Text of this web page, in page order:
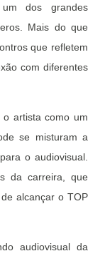
dos grandes
Mais do que
que refletem
com diferentes
o artista como um
se misturam a
o audiovisual.
da carreira, que
alcançar o TOP
audiovisual da